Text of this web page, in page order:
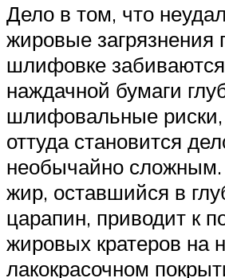
Дело в том, что
жировые загрязнения
шлифовке
наждачной бумаги
шлифовальные риски,
оттуда становится
необычайно сложным.
жир, оставшийся в
царапин, приводит к
жировых кратеров на
лакокрасочном